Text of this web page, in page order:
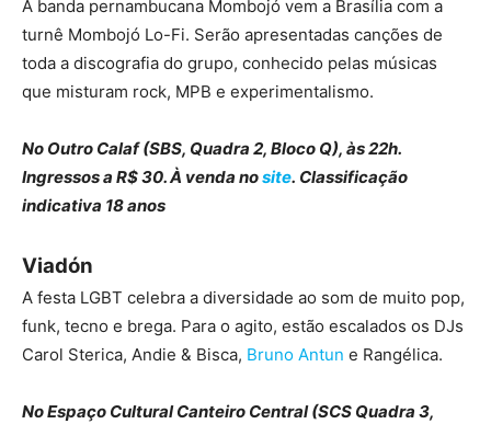
A banda pernambucana Mombojó vem a Brasília com a
turnê Mombojó Lo-Fi. Serão apresentadas canções de
toda a discografia do grupo, conhecido pelas músicas
que misturam rock, MPB e experimentalismo.
No Outro Calaf (SBS, Quadra 2, Bloco Q), às 22h.
Ingressos a R$ 30. À venda nosite. Classificação
indicativa 18 anos
Viadón
A festa LGBT celebra a diversidade ao som de muito pop,
funk, tecno e brega. Para o agito, estão escalados os DJs
Carol Sterica, Andie & Bisca, Bruno Antun e Rangélica.
No Espaço Cultural Canteiro Central (SCS Quadra 3,